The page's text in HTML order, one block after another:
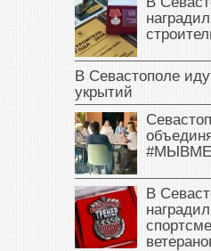
В Севастополе
укрытий
В